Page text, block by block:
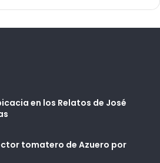
en los Relatos de José
tomatero de Azuero por